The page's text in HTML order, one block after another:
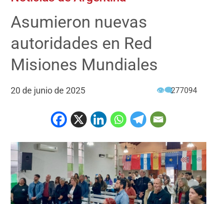
Asumieron nuevas
autoridades en Red
Misiones Mundiales
20 de junio de 2025 👁‍🗨277094